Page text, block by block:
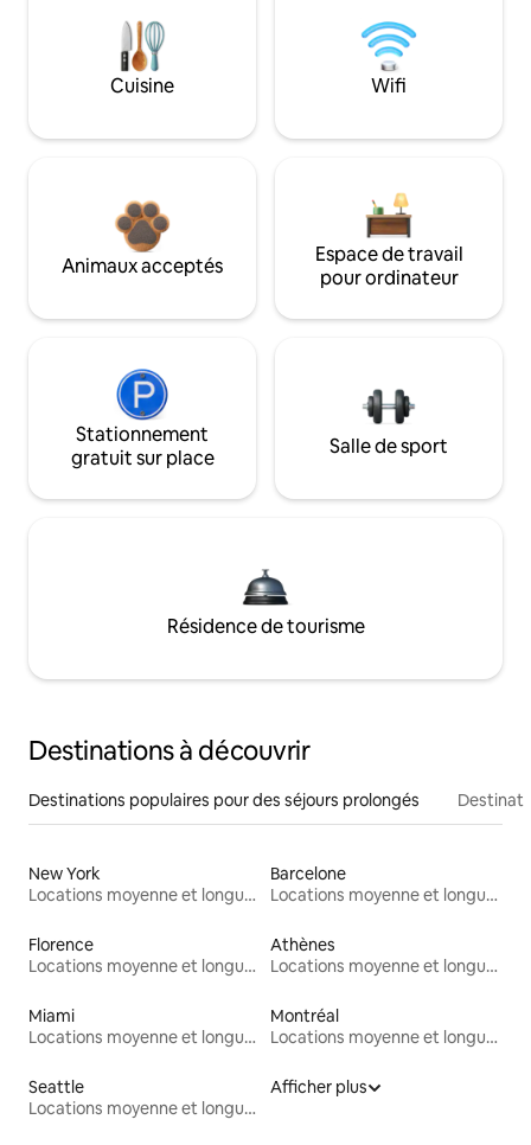
Cuisine Wifi
Animaux acceptés
Espace de travail
pour ordinateur
Stationnement
gratuit sur place
Salle de sport
Résidence de tourisme
Destinations à découvrir
Destinations populaires pour des séjours prolongés
New York
Locations moyenne et longue durée
Barcelone
Locations moyenne et longue durée
Florence
Locations moyenne et longue durée
Athènes
Locations moyenne et longue durée
Miami
Locations moyenne et longue durée
Montréal
Locations moyenne et longue durée
Seattle
Locations moyenne et longue durée
Afficher plus